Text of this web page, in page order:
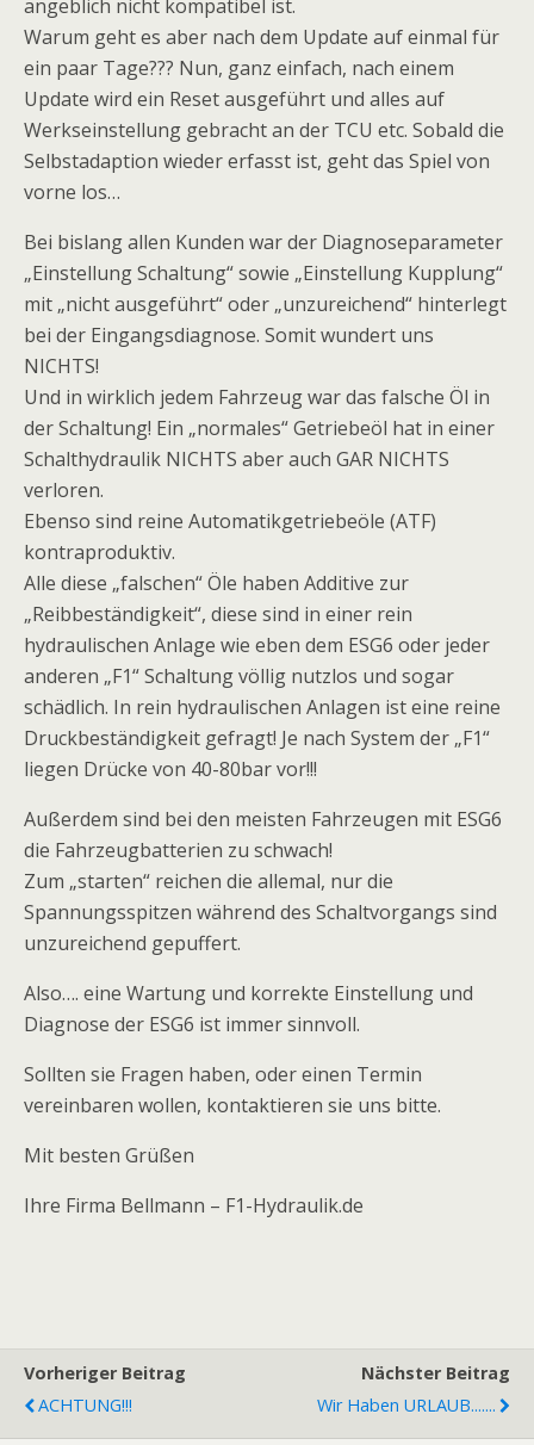
angeblich nicht kompatibel ist.
Warum geht es aber nach dem Update auf einmal für
ein paar Tage??? Nun, ganz einfach, nach einem
Update wird ein Reset ausgeführt und alles auf
Werkseinstellung gebracht an der TCU etc. Sobald die
Selbstadaption wieder erfasst ist, geht das Spiel von
vorne los…
Bei bislang allen Kunden war der Diagnoseparameter
„Einstellung Schaltung“ sowie „Einstellung Kupplung“
mit „nicht ausgeführt“ oder „unzureichend“ hinterlegt
bei der Eingangsdiagnose. Somit wundert uns
NICHTS!
Und in wirklich jedem Fahrzeug war das falsche Öl in
der Schaltung! Ein „normales“ Getriebeöl hat in einer
Schalthydraulik NICHTS aber auch GAR NICHTS
verloren.
Ebenso sind reine Automatikgetriebeöle (ATF)
kontraproduktiv.
Alle diese „falschen“ Öle haben Additive zur
„Reibbeständigkeit“, diese sind in einer rein
hydraulischen Anlage wie eben dem ESG6 oder jeder
anderen „F1“ Schaltung völlig nutzlos und sogar
schädlich. In rein hydraulischen Anlagen ist eine reine
Druckbeständigkeit gefragt! Je nach System der „F1“
liegen Drücke von 40-80bar vor!!!
Außerdem sind bei den meisten Fahrzeugen mit ESG6
die Fahrzeugbatterien zu schwach!
Zum „starten“ reichen die allemal, nur die
Spannungsspitzen während des Schaltvorgangs sind
unzureichend gepuffert.
Also…. eine Wartung und korrekte Einstellung und
Diagnose der ESG6 ist immer sinnvoll.
Sollten sie Fragen haben, oder einen Termin
vereinbaren wollen, kontaktieren sie uns bitte.
Mit besten Grüßen
Ihre Firma Bellmann – F1-Hydraulik.de
Vorheriger Beitrag
ACHTUNG!!!
Nächster Beitrag
Wir Haben URLAUB.......